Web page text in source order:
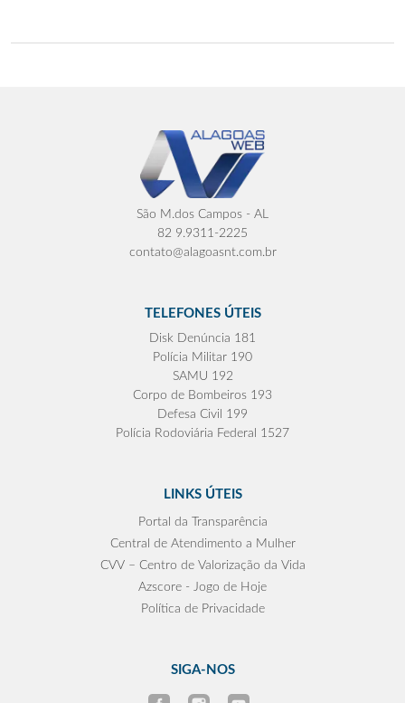
São M.dos Campos - AL
82 9.9311-2225
contato@alagoasnt.com.br
TELEFONES ÚTEIS
Disk Denúncia 181
Polícia Militar 190
SAMU 192
Corpo de Bombeiros 193
Defesa Civil 199
Polícia Rodoviária Federal 1527
LINKS ÚTEIS
Portal da Transparência
Central de Atendimento a Mulher
CVV – Centro de Valorização da Vida
Azscore - Jogo de Hoje
Política de Privacidade
SIGA-NOS